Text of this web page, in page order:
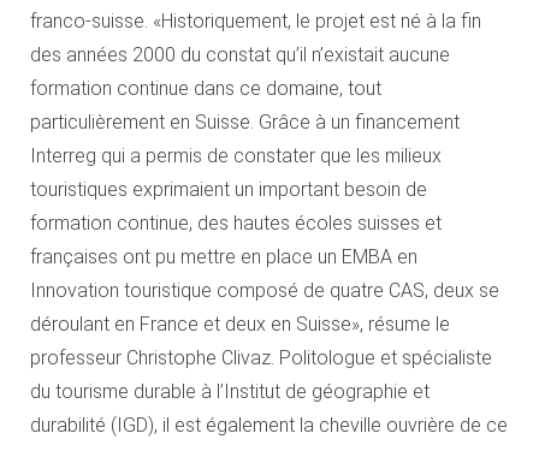
franco-suisse. «Historiquement, le projet est né à la fin
des années 2000 du constat qu’il n’existait aucune
formation continue dans ce domaine, tout
particulièrement en Suisse. Grâce à un financement
Interreg qui a permis de constater que les milieux
touristiques exprimaient un important besoin de
formation continue, des hautes écoles suisses et
françaises ont pu mettre en place un EMBA en
Innovation touristique composé de quatre CAS, deux se
déroulant en France et deux en Suisse», résume le
professeur Christophe Clivaz. Politologue et spécialiste
du tourisme durable à l’Institut de géographie et
durabilité (IGD), il est également la cheville ouvrière de ce